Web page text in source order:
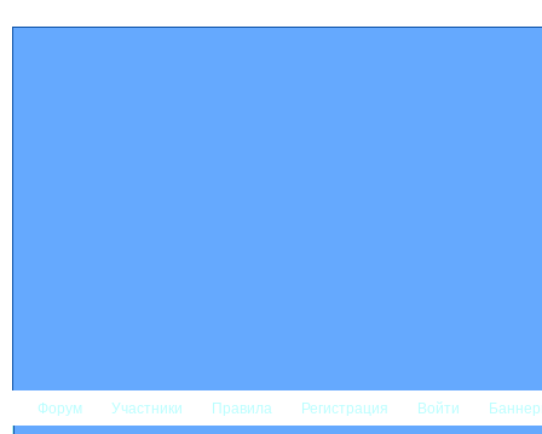
Форум Участники Правила Регистрация Войти